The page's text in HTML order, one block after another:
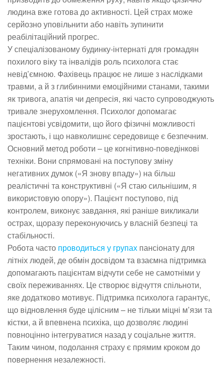
людина вже готова до активності. Цей страх може
серйозно уповільнити або навіть зупинити
реабілітаційний прогрес.
У спеціалізованому будинку-інтернаті для громадян
похилого віку та інвалідів роль психолога стає
невід’ємною. Фахівець працює не лише з наслідками
травми, а й з глибинними емоційними станами, такими
як тривога, апатія чи депресія, які часто супроводжують
тривале знерухомлення. Психолог допомагає
пацієнтові усвідомити, що його фізичні можливості
зростають, і що навколишнє середовище є безпечним.
Основний метод роботи – це когнітивно-поведінкові
техніки. Вони спрямовані на поступову зміну
негативних думок («Я знову впаду») на більш
реалістичні та конструктивні («Я стаю сильнішим, я
використовую опору»). Пацієнт поступово, під
контролем, виконує завдання, які раніше викликали
острах, щоразу переконуючись у власній безпеці та
стабільності.
Робота часто проводиться у групах пансіонату для
літніх людей, де обмін досвідом та взаємна підтримка
допомагають пацієнтам відчути себе не самотніми у
своїх переживаннях. Це створює відчуття спільноти,
яке додатково мотивує. Підтримка психолога гарантує,
що відновлення буде цілісним – не тільки міцні м’язи та
кістки, а й впевнена психіка, що дозволяє людині
повноцінно інтегруватися назад у соціальне життя.
Таким чином, подолання страху є прямим кроком до
повернення незалежності.